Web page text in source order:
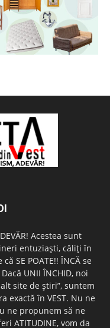
Acestea sunt
entuziaşti, căliţi în
SE POATE!! ÎNCĂ se
UNII ÎNCHID, noi
site de ştiri”, suntem
exactă în VEST. Nu ne
ne propunem să ne
ATITUDINE, vom da